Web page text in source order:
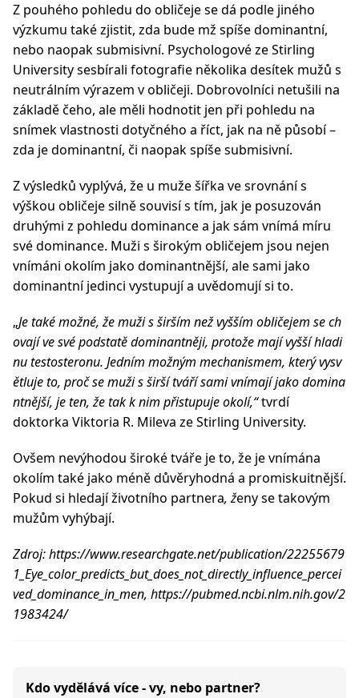
Z pouhého pohledu do obličeje se dá podle jiného
výzkumu také zjistit, zda bude mž spíše dominantní,
nebo naopak submisivní. Psychologové ze Stirling
University sesbírali fotografie několika desítek mužů s
neutrálním výrazem v obličeji. Dobrovolníci netušili na
základě čeho, ale měli hodnotit jen při pohledu na
snímek vlastnosti dotyčného a říct, jak na ně působí –
zda je dominantní, či naopak spíše submisivní.
Z výsledků vyplývá, že u muže šířka ve srovnání s
výškou obličeje silně souvisí s tím, jak je posuzován
druhými z pohledu dominance a jak sám vnímá míru
své dominance. Muži s širokým obličejem jsou nejen
vnímáni okolím jako dominantnější, ale sami jako
dominantní jedinci vystupují a uvědomují si to.
„Je také možné, že muži s širším než vyšším obličejem se ch
ovají ve své podstatě dominantněji, protože mají vyšší hladi
nu testosteronu. Jedním možným mechanismem, který vysv
ětluje to, proč se muži s širší tváří sami vnímají jako domina
ntnější, je ten, že tak k nim přistupuje okolí,“tvrdí
doktorka Viktoria R. Mileva ze Stirling University.
Ovšem nevýhodou široké tváře je to, že je vnímána
okolím také jako méně důvěryhodná a promiskuitnější.
Pokud si hledají životního partnera, ženy se takovým
mužům vyhýbají.
Zdroj: https://www.researchgate.net/publication/22255679
1_Eye_color_predicts_but_does_not_directly_influence_percei
ved_dominance_in_men, https://pubmed.ncbi.nlm.nih.gov/2
1983424/
Kdo vydělává více - vy, nebo partner?